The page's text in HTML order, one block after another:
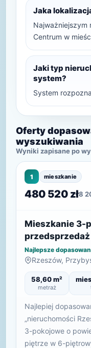
Jaka
Najważniejszym
Centrum w
Jaki typ
system?
System
Oferty
wyszukiwania
Wyniki zapisane po
1 mieszkanie
480 520 zł8
Mieszkanie 3-
Najlepsze
Rzeszów,
58,60 m²
metraż
Najlepiej
„nieruchomości
3-pokojowe o
piętrze w 6-